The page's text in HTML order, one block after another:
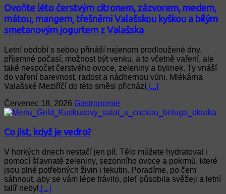
Ovoňte léto čerstvým citronem, zázvorem, medem,
mátou, mangem, třešněmi Valašskou kyškou a bílým
smetanovým jogurtem z Valašska
Letní období s sebou přináší nejenom prodloužené dny,
příjemné počasí, možnost být venku, a to včetně vaření, ale
také nespočet čerstvého ovoce, zeleniny a bylinek. Ty vnáší
do vaření barevnost, radost a nádhernou vůni. Mlékárna
Valašské Meziříčí do této směsi přichází [...]
Červenec 18, 2026 Gastronomie
Co jíst, když je vedro?
V horkých dnech nestačí jen pít. Tělo můžete hydratovat i
pomocí šťavnaté zeleniny, sezonního ovoce a pokrmů, které
jsou plné potřebných živin i tekutin. Poradíme, po čem
sáhnout, aby se vám lépe trávilo, pleť působila svěžeji a letní
talíř nebyl [...]